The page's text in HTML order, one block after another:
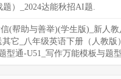
题）_2024达能秋招AI题.
(帮助与善举)(学生版)_新人
其它_八年级英语下册（人教版
型通-U51_写作万能模板与题